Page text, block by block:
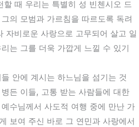
할 때 우리는 특별히 성 빈첸시오 드
의 모범과 가르침을 따르도록 독려
자비로운 사랑으로 고무되어 살고 일
는 그를 더욱 가깝게 느낄 수 있기
안에 계시는 하느님을 섬기는 것
든 이들, 고통 받는 사람들에 대한
수님께서 사도적 여행 중에 만난 가
보여 주신 바로 그 연민과 사랑에서